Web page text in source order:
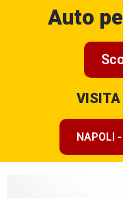
Auto
VISITA
NAPOLI